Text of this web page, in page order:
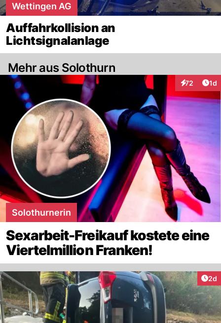
Wettingen AG
Auffahrkollision an
Lichtsignalanlage
Mehr aus Solothurn
72 1d
Solothurnerin
Sexarbeit-Freikauf kostete eine
Viertelmillion Franken!
2d